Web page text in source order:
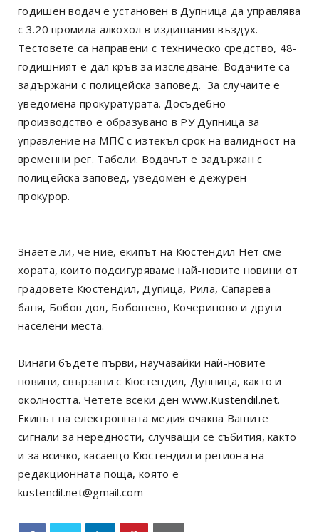
годишен водач е установен в Дупница да управлява
с 3.20 промила алкохол в издишания въздух.
Тестовете са направени с техническо средство, 48-
годишният е дал кръв за изследване. Водачите са
задържани с полицейска заповед. За случаите е
уведомена прокуратурата. Досъдебно
производство е образувано в РУ Дупница за
управление на МПС с изтекъл срок на валидност на
временни рег. Табели. Водачът е задържан с
полицейска заповед, уведомен е дежурен
прокурор.
Знаете ли, че ние, екипът на Кюстендил Нет сме
хората, които подсигуряваме най-новите новини от
градовете Кюстендил, Дупица, Рила, Сапарева
баня, Бобов дол, Бобошево, Кочериново и други
населени места.
Винаги бъдете първи, научавайки най-новите
новини, свързани с Кюстендил, Дупница, както и
околността. Четете всеки ден www.Kustendil.net.
Екипът на електронната медия очаква Вашите
сигнали за нередности, случващи се събития, както
и за всичко, касаещо Кюстендил и региона на
редакционната поща, която е
kustendil.net@gmail.com